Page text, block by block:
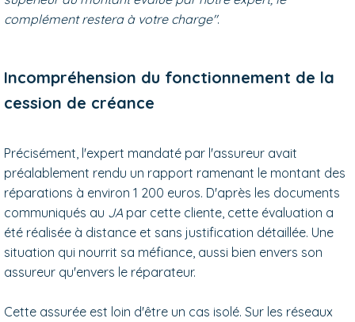
complément restera à votre charge".
Incompréhension du fonctionnement de la
cession de créance
Précisément, l'expert mandaté par l'assureur avait
préalablement rendu un rapport ramenant le montant des
réparations à environ 1 200 euros. D'après les documents
communiqués au JA par cette cliente, cette évaluation a
été réalisée à distance et sans justification détaillée. Une
situation qui nourrit sa méfiance, aussi bien envers son
assureur qu'envers le réparateur.
Cette assurée est loin d'être un cas isolé. Sur les réseaux